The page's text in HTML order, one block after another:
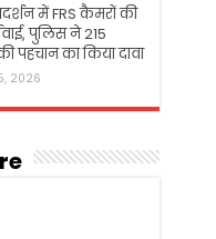
में FRS कैमरों की
पुलिस ने 215
पहचान का किया दावा
2026